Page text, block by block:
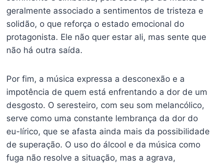
geralmente associado a sentimentos de tristeza e
solidão, o que reforça o estado emocional do
protagonista. Ele não quer estar ali, mas sente que
não há outra saída.
Por fim, a música expressa a desconexão e a
impotência de quem está enfrentando a dor de um
desgosto. O seresteiro, com seu som melancólico,
serve como uma constante lembrança da dor do
eu-lírico, que se afasta ainda mais da possibilidade
de superação. O uso do álcool e da música como
fuga não resolve a situação, mas a agrava,